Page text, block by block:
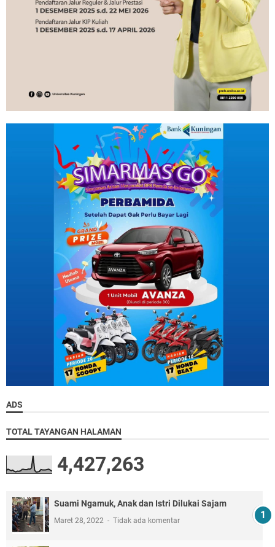
ADS
TOTAL TAYANGAN HALAMAN
4,427,263
Suami Ngamuk, Anak dan Istri Dilukai Sajam
Maret 28, 2022 Tidak ada komentar